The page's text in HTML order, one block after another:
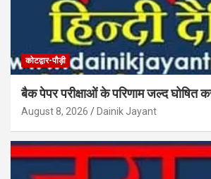
कोटद्वार-पौड़ी
बैक पेपर परीक्षाओं के परिणाम जल्द घोषित
August 8, 2026 Dainik Jayant